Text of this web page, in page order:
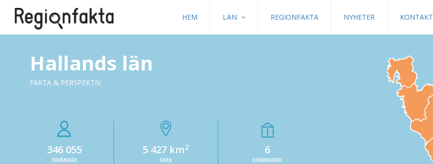
HEM LÄN REGIONFAKTA NYHETER KONTAKT
Hallands län
FAKTA & PERSPEKTIV
346 055
INVÅNARE
5 427 km2
AREA
6
KOMMUNER